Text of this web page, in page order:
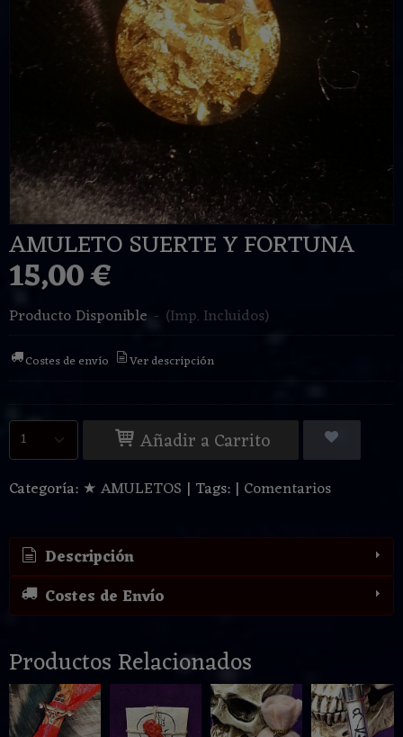
AMULETO SUERTE Y FORTUNA
15,00 €
Producto Disponible - (Imp. Incluidos)
Costes de envío Ver descripción
Añadir a Carrito
Categoría: ★ AMULETOS | Tags: | Comentarios
Descripción
Costes de Envío
Productos Relacionados